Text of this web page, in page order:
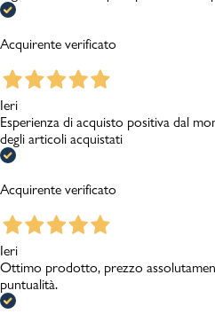
Acquirente verificato
Ieri
Esperienza di acquisto positiva dal
degli articoli acquistati
Acquirente verificato
Ieri
Ottimo prodotto, prezzo
puntualità.